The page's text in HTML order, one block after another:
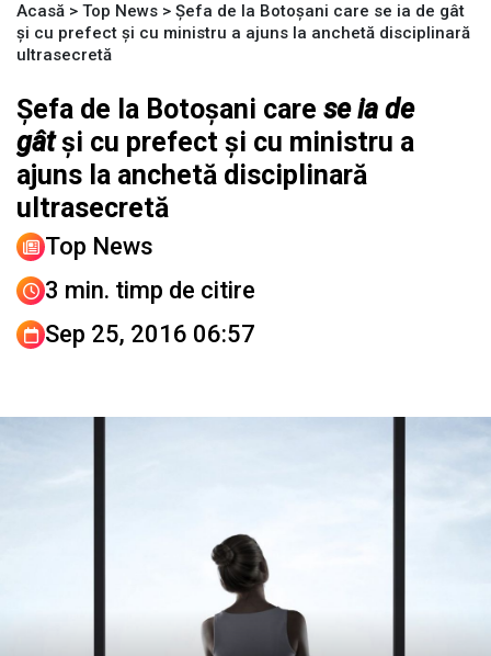
Acasă > Top News > Șefa de la Botoșani care se ia de gât
și cu prefect și cu ministru a ajuns la anchetă disciplinară
ultrasecretă
Șefa de la Botoșani care se ia de
gâtși cu prefect și cu ministru a
ajuns la anchetă disciplinară
ultrasecretă
Top News
3 min. timp de citire
Sep 25, 2016 06:57